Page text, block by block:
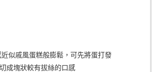
似戚風蛋糕般膨鬆，可先將蛋打發
成塊狀較有拔絲的口感